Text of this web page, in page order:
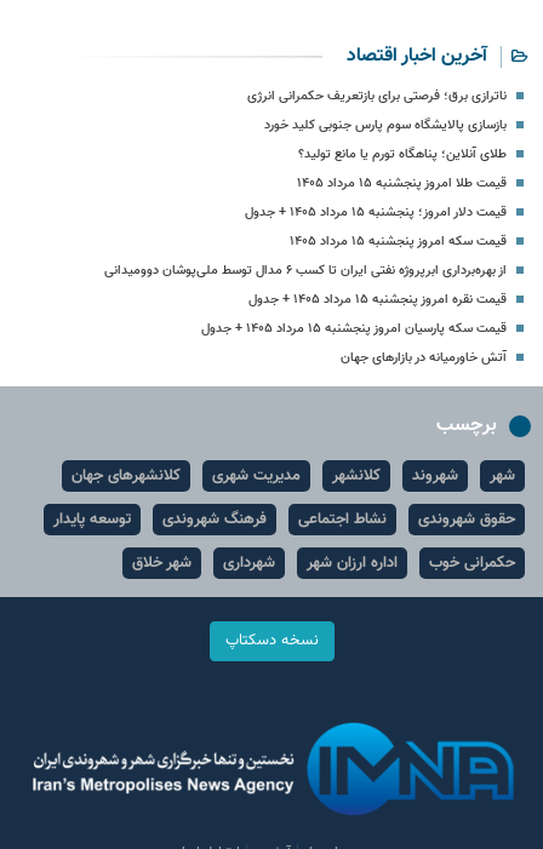
آخرین اخبار اقتصاد
ناترازی برق؛ فرصتی برای بازتعریف حکمرانی انرژی
بازسازی پالایشگاه سوم پارس جنوبی کلید خورد
طلای آنلاین؛ پناهگاه تورم یا مانع تولید؟
قیمت طلا امروز پنجشنبه ۱۵ مرداد ۱۴۰۵
قیمت دلار امروز؛ پنجشنبه ۱۵ مرداد ۱۴۰۵ + جدول
قیمت سکه امروز پنجشنبه ۱۵ مرداد ۱۴۰۵
از بهره‌برداری ابرپروژه نفتی ایران تا کسب ۶ مدال توسط ملی‌پوشان دوومیدانی
قیمت نقره امروز پنجشنبه ۱۵ مرداد ۱۴۰۵ + جدول
قیمت سکه پارسیان امروز پنجشنبه ۱۵ مرداد ۱۴۰۵ + جدول
آتش خاورمیانه در بازارهای جهان
برچسب
شهر شهروند کلانشهر مدیریت شهری
کلانشهرهای جهان
حقوق شهروندی
نشاط اجتماعی فرهنگ شهروندی
توسعه پایدار
حکمرانی خوب
اداره ارزان شهر شهرداری شهر خلاق
نسخه دسکتاپ